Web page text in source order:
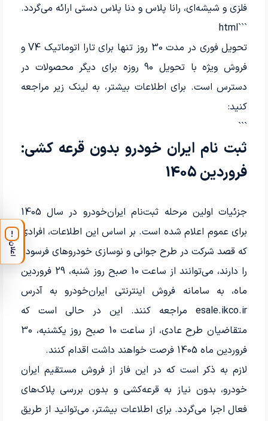
فلزی و شیشه‌ای، رانا پلاس و دنا پلاس دستی ارائه می‌گردد.
```html
تحویل فوری در مدت 30 روز تنها برای تارا اتوماتیک V4 و
فروش ویژه با تحویل 90 روزه برای دیگر محصولات در
دسترس است. برای اطلاعات بیشتر، به لینک زیر مراجعه
کنید:
```
ثبت نام ایران خودرو بدون قرعه کشی:
فروردین 1405
جزئیات اولین مرحله ثبت‌نام ایران‌خودرو در سال 1405
برای عموم اعلام شده است. بر اساس این اطلاعات، افرادی
که قصد شرکت در طرح جوانی و نوسازی خودروهای فرسوده
را دارند، می‌توانند از ساعت 10 صبح روز شنبه، 29 فروردین
ماه، به سامانه فروش اینترنتی ایران‌خودرو به آدرس
esale.ikco.ir مراجعه کنند. این در حالی است که
متقاضیان طرح عادی، از ساعت 10 صبح روز یکشنبه، 30
فروردین ماه 1405 فرصت خواهند داشت اقدام کنند.
لازم به ذکر است که در این فاز از فروش مستقیم ایران
خودرو، بدون نیاز به قرعه‌کشی و بدون بررسی پلاک‌های
فعال اجرا می‌گردد. برای اطلاعات بیشتر، می‌توانید از طریق
!
اعلان